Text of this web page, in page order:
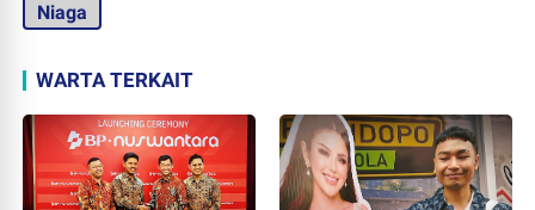
Niaga
WARTA TERKAIT